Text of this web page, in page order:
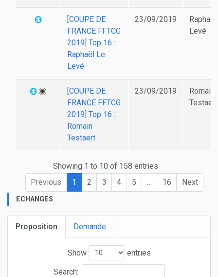
[COUPE DE
FRANCE FFTCG
2019] Top 16 :
Raphaël Le
Levé
23/09/2019
Levé
[COUPE DE
FRANCE FFTCG
2019] Top 16 :
Romain
Testaert
23/09/2019
Romain
Testaert
Showing 1 to 10 of 158 entries
Previous
1 2 3 4 5 16 Next
ECHANGES
Proposition Demande
Show entries
Search: